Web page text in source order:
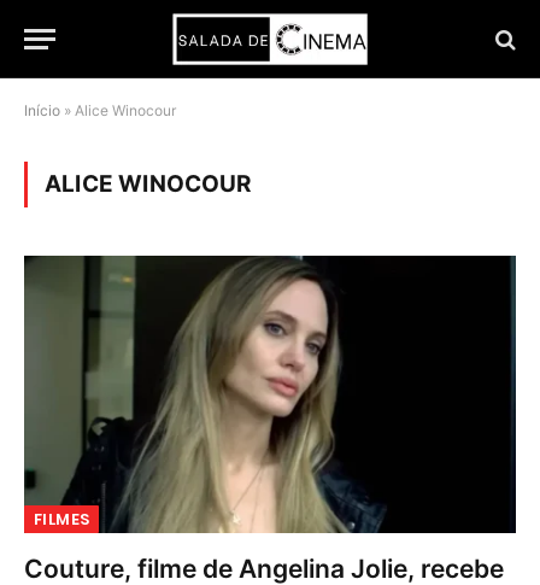
Início » Alice Winocour
ALICE WINOCOUR
FILMES
Couture, filme de Angelina Jolie, recebe